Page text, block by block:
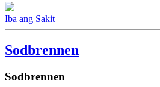
Iba ang Sakit
Sodbrennen
Sodbrennen